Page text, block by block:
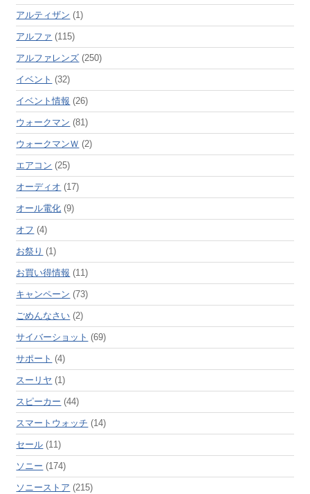
アルティザン (1)
アルファ (115)
アルファレンズ (250)
イベント (32)
イベント情報 (26)
ウォークマン (81)
ウォークマンＷ (2)
エアコン (25)
オーディオ (17)
オール電化 (9)
オフ (4)
お祭り (1)
お買い得情報 (11)
キャンペーン (73)
ごめんなさい (2)
サイバーショット (69)
サポート (4)
スーリヤ (1)
スピーカー (44)
スマートウォッチ (14)
セール (11)
ソニー (174)
ソニーストア (215)